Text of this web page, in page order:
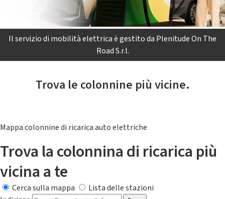
Il servizio di mobilità elettrica è gestito da Plenitude On The
Road S.r.l.
Trova le colonnine più vicine.
Mappa colonnine di ricarica auto elettriche
Trova la colonnina di ricarica più
vicina a te
Cerca sulla mappa
Lista delle stazioni